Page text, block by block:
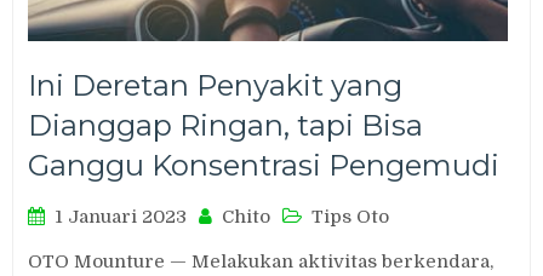
Ini Deretan Penyakit yang
Dianggap Ringan, tapi Bisa
Ganggu Konsentrasi Pengemudi
1 Januari 2023 Chito Tips Oto
OTO Mounture — Melakukan aktivitas berkendara,